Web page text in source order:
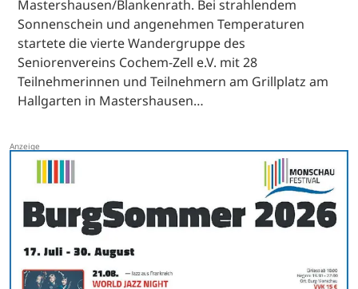
Mastershausen/Blankenrath. Bei strahlendem
Sonnenschein und angenehmen Temperaturen
startete die vierte Wandergruppe des
Seniorenvereins Cochem-Zell e.V. mit 28
Teilnehmerinnen und Teilnehmern am Grillplatz am
Hallgarten in Mastershausen…